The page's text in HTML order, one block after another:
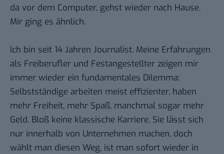
da vor dem Computer, gehst wieder nach Hause.
Mir ging es ähnlich.
Ich bin seit 14 Jahren Journalist. Meine Erfahrungen
als Freiberufler und Festangestellter zeigen mir
immer wieder ein fundamentales Dilemma:
Selbstständige arbeiten meist effizienter, haben
mehr Freiheit, mehr Spaß, manchmal sogar mehr
Geld. Bloß keine klassische Karriere. Sie lässt sich
nur innerhalb von Unternehmen machen, doch
wählt man diesen Weg, ist man sofort wieder in